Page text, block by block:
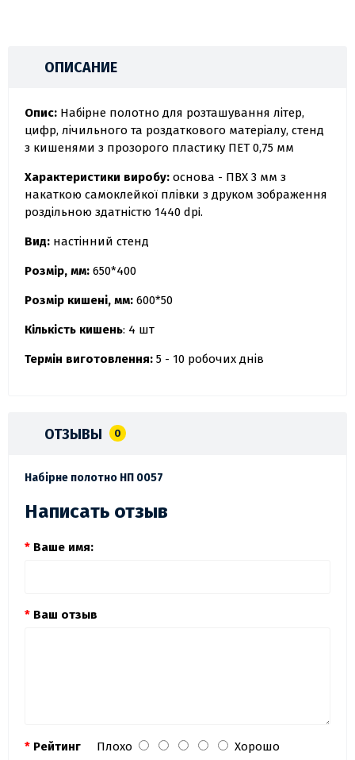
ОПИСАНИЕ
Опис: Набірне полотно для розташування літер,
цифр, лічильного та роздаткового матеріалу, стенд
з кишенями з прозорого пластику ПЕТ 0,75 мм
Характеристики виробу: основа - ПВХ 3 мм з
накаткою самоклейкої плівки з друком зображення
роздільною здатністю 1440 dpi.
Вид: настінний стенд
Розмір, мм: 650*400
Розмір кишені, мм: 600*50
Кількість кишень: 4 шт
Термін виготовлення: 5 - 10 робочих днів
ОТЗЫВЫ 0
Набірне полотно НП 0057
Написать отзыв
Ваше имя:
Ваш отзыв
Рейтинг Плохо Хорошо